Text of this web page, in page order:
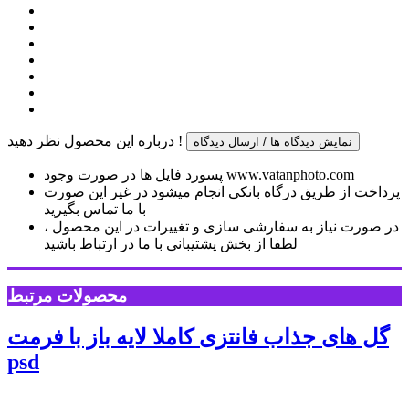
درباره این محصول نظر دهید ! نمایش دیدگاه ها / ارسال دیدگاه
پسورد فایل ها در صورت وجود www.vatanphoto.com
پرداخت از طریق درگاه بانکی انجام میشود در غیر این صورت
با ما تماس بگیرید
در صورت نیاز به سفارشی سازی و تغییرات در این محصول ،
لطفا از بخش پشتیبانی با ما در ارتباط باشید
محصولات مرتبط
گل های جذاب فانتزی کاملا لایه باز با فرمت
psd